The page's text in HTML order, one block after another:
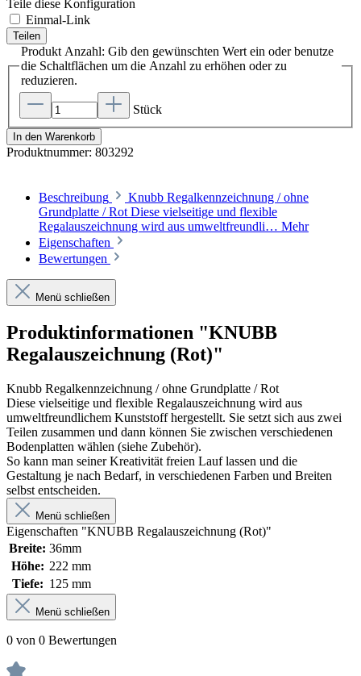
Teile diese Konfiguration
Einmal-Link
Teilen
Produkt Anzahl: Gib den gewünschten Wert ein oder benutze
die Schaltflächen um die Anzahl zu erhöhen oder zu
reduzieren.
Stück
In den Warenkorb
Produktnummer: 803292
Beschreibung
Knubb Regalkennzeichnung / ohne
Grundplatte / Rot Diese vielseitige und flexible
Regalauszeichnung wird aus umweltfreundli… Mehr
Eigenschaften
Bewertungen
Menü schließen
Produktinformationen "KNUBB
Regalauszeichnung (Rot)"
Knubb Regalkennzeichnung / ohne Grundplatte / Rot
Diese vielseitige und flexible Regalauszeichnung wird aus
umweltfreundlichem Kunststoff hergestellt. Sie setzt sich aus zwei
Teilen zusammen und dann können Sie zwischen verschiedenen
Bodenplatten wählen (siehe Zubehör).
So kann man seiner Kreativität freien Lauf lassen und die
Gestaltung je nach Bedarf, in verschiedenen Farben und Breiten
selbst entscheiden.
Menü schließen
Eigenschaften "KNUBB Regalauszeichnung (Rot)"
Breite: 36mm
Höhe: 222 mm
Tiefe: 125 mm
Menü schließen
0 von 0 Bewertungen